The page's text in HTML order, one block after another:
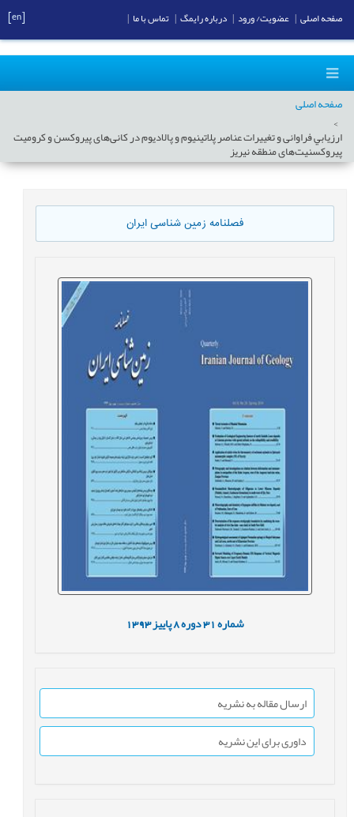
صفحه اصلی
ارزيابي فراوانی و تغییرات عناصر پلاتینیوم و پالادیوم در کانی‌های پیروکسن و کرومیت
پیروکسنیت‌های منطقه نیریز
فصلنامه زمین شناسی ایران
شماره31 دوره8 پاییز1393
ارسال مقاله به نشریه
داوری برای این نشریه
صفحه اصلی عضویت/ ورود درباره رایمگ تماس با ما